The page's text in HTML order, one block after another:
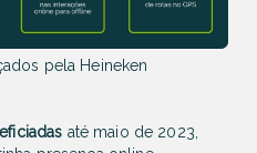
pela Heineken
até maio de 2023,